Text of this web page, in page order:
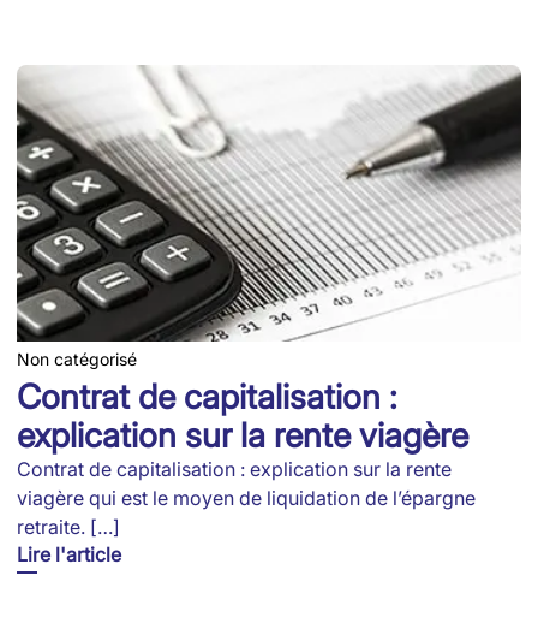
Non catégorisé
Contrat de capitalisation :
explication sur la rente viagère
Contrat de capitalisation : explication sur la rente
viagère qui est le moyen de liquidation de l’épargne
retraite. […]
Lire l'article